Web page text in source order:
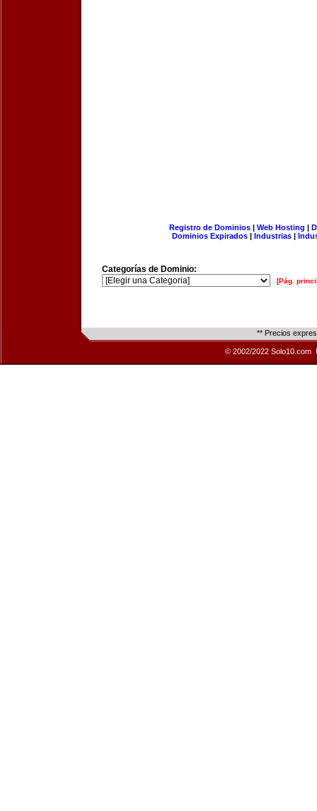
Registro de Dominios| Web Hosting |
Dominios Expirados | Industrias |
Categorías de Dominio:
[Pág.
** Precios
© 2002/2022 Solo10.com